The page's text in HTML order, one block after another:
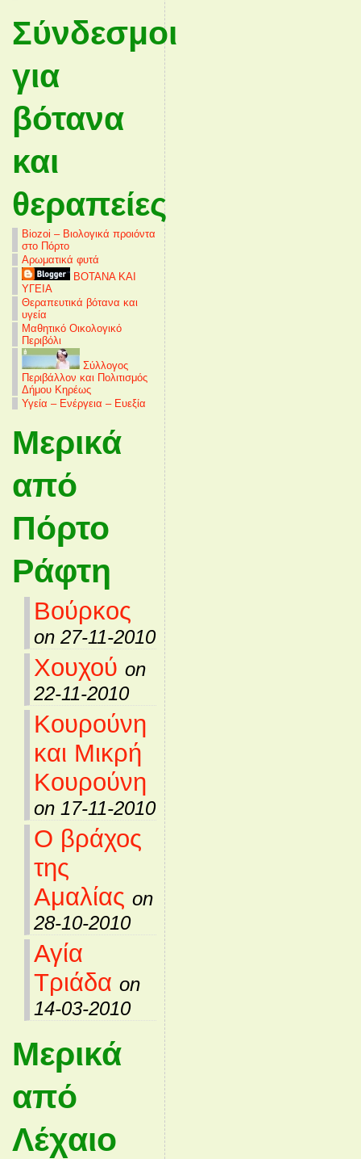
Σύνδεσμοι
για
βότανα
και
θεραπείες
Biozoi – Βιολογικά προιόντα
στο Πόρτο
Αρωματικά φυτά
ΒΟΤΑΝΑ ΚΑΙ
ΥΓΕΙΑ
Θεραπευτικά βότανα και
υγεία
Μαθητικό Οικολογικό
Περιβόλι
Σύλλογος
Περιβάλλον και Πολιτισμός
Δήμου Κηρέως
Υγεία – Ενέργεια – Ευεξία
Μερικά
από
Πόρτο
Ράφτη
Βούρκος
on 27-11-2010
Χουχού on
22-11-2010
Κουρούνη
και Μικρή
Κουρούνη
on 17-11-2010
Ο βράχος
της
Αμαλίας on
28-10-2010
Αγία
Τριάδα on
14-03-2010
Μερικά
από
Λέχαιο